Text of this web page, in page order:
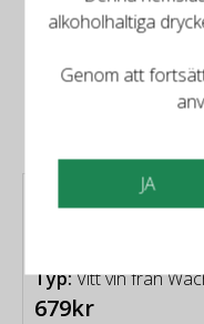
Det
Josef Fischer -
Typ:Vitt vin från
679kr
alkoholhaltiga
Genom att
JA